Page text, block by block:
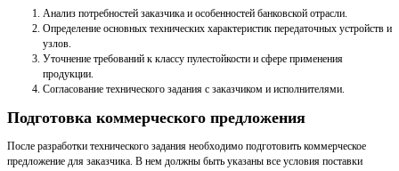
Анализ потребностей заказчика и особенностей банковской отрасли.
Определение основных технических характеристик передаточных устройств и
узлов.
Уточнение требований к классу пулестойкости и сфере применения
продукции.
Согласование технического задания с заказчиком и исполнителями.
Подготовка коммерческого предложения
После разработки технического задания необходимо подготовить коммерческое
предложение для заказчика. В нем должны быть указаны все условия поставки